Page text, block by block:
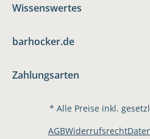
Wissenswertes
barhocker.de
Zahlungsarten
* Alle Preise inkl.
AGBWiderrufsrecht